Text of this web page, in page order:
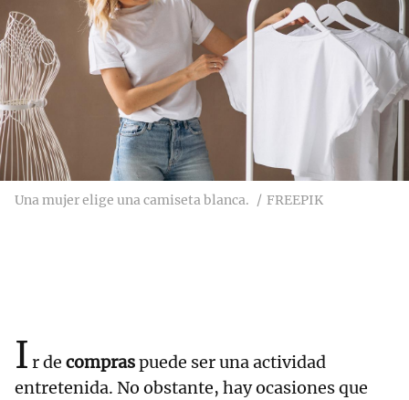
Una mujer elige una camiseta blanca. FREEPIK
I r de compraspuede ser una actividad
entretenida. No obstante, hay ocasiones que